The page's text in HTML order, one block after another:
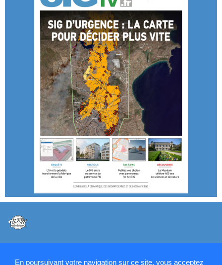
En poursuivant votre navigation sur ce site, vous acceptez